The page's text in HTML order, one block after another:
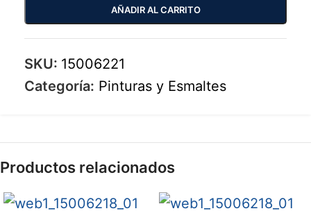
AÑADIR AL CARRITO
SKU: 15006221
Categoría: Pinturas y Esmaltes
Productos relacionados